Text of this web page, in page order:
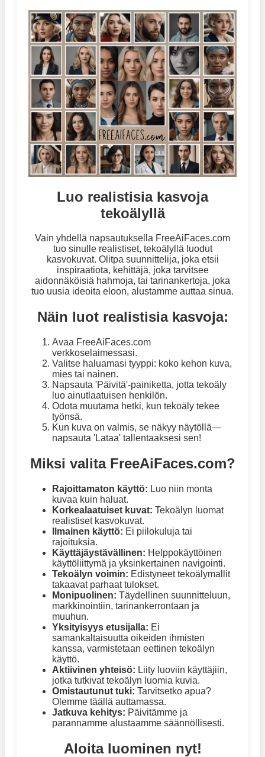
Luo realistisia kasvoja
tekoälyllä
Vain yhdellä napsautuksella FreeAiFaces.com
tuo sinulle realistiset, tekoälyllä luodut
kasvokuvat. Olitpa suunnittelija, joka etsii
inspiraatiota, kehittäjä, joka tarvitsee
aidonnäköisiä hahmoja, tai tarinankertoja, joka
tuo uusia ideoita eloon, alustamme auttaa sinua.
Näin luot realistisia kasvoja:
Avaa FreeAiFaces.com
verkkoselaimessasi.
Valitse haluamasi tyyppi: koko kehon kuva,
mies tai nainen.
Napsauta 'Päivitä'-painiketta, jotta tekoäly
luo ainutlaatuisen henkilön.
Odota muutama hetki, kun tekoäly tekee
työnsä.
Kun kuva on valmis, se näkyy näytöllä—
napsauta 'Lataa' tallentaaksesi sen!
Miksi valita FreeAiFaces.com?
Rajoittamaton käyttö: Luo niin monta
kuvaa kuin haluat.
Korkealaatuiset kuvat: Tekoälyn luomat
realistiset kasvokuvat.
Ilmainen käyttö: Ei piilokuluja tai
rajoituksia.
Käyttäjäystävällinen: Helppokäyttöinen
käyttöliittymä ja yksinkertainen navigointi.
Tekoälyn voimin: Edistyneet tekoälymallit
takaavat parhaat tulokset.
Monipuolinen: Täydellinen suunnitteluun,
markkinointiin, tarinankerrontaan ja
muuhun.
Yksityisyys etusijalla: Ei
samankaltaisuutta oikeiden ihmisten
kanssa, varmistetaan eettinen tekoälyn
käyttö.
Aktiivinen yhteisö: Liity luoviin käyttäjiin,
jotka tutkivat tekoälyn luomia kuvia.
Omistautunut tuki: Tarvitsetko apua?
Olemme täällä auttamassa.
Jatkuva kehitys: Päivitämme ja
parannamme alustaamme säännöllisesti.
Aloita luominen nyt!